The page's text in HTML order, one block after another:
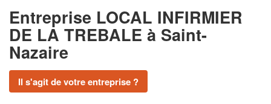
Entreprise LOCAL INFIRMIER
DE LA TREBALE à Saint-
Nazaire
Il s'agit de votre entreprise ?